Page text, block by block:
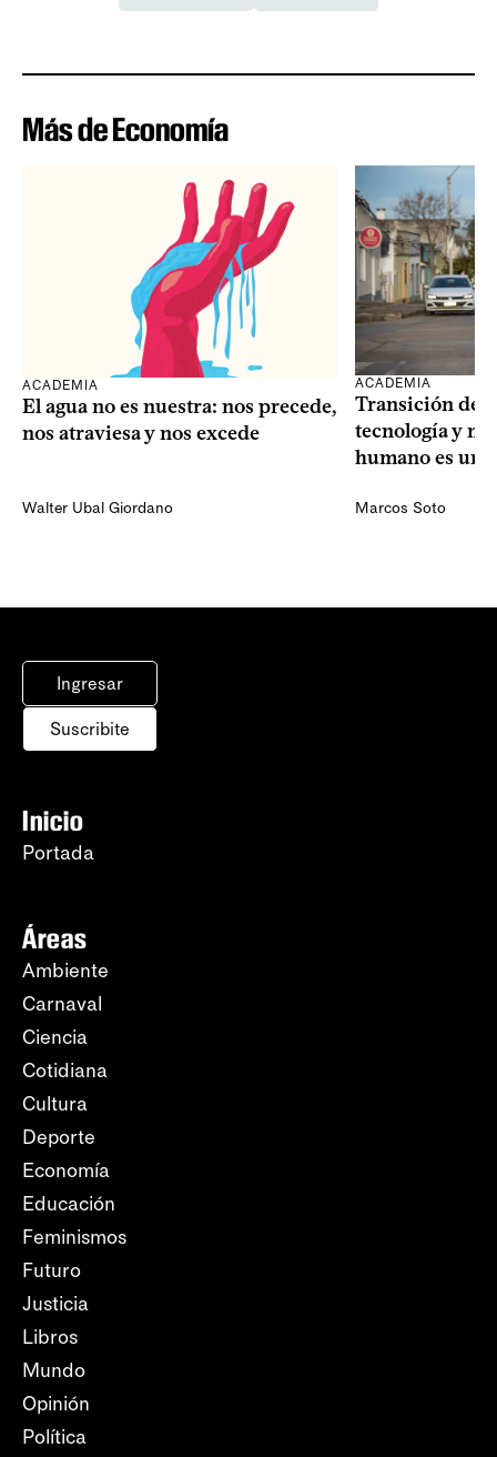
Más de Economía
ACADEMIA
El agua no es nuestra: nos precede,
nos atraviesa y nos excede
Walter Ubal Giordano
ACADEMIA
Transición
tecnología y
humano es
Marcos Soto
Ingresar
Suscribite
Inicio
Portada
Áreas
Ambiente
Carnaval
Ciencia
Cotidiana
Cultura
Deporte
Economía
Educación
Feminismos
Futuro
Justicia
Libros
Mundo
Opinión
Política